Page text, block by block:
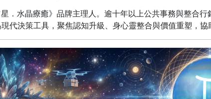
．水晶療癒》品牌主理人。逾十年以上公共事務與整合
代決策工具，聚焦認知升級、身心靈整合與價值重塑，